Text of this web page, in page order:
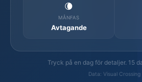
🌘
MÅNFAS
Avtagande
Tryck på en dag för detaljer. 15
Data: Visual Crossing